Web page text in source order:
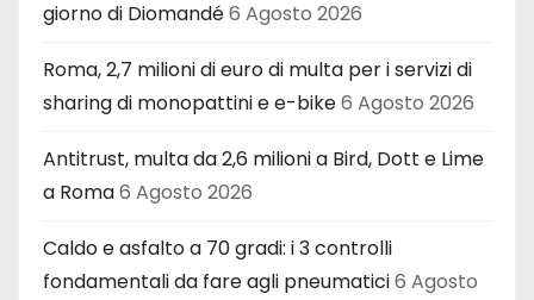
giorno di Diomandé6 Agosto 2026
Roma, 2,7 milioni di euro di multa per i servizi di
sharing di monopattini e e-bike6 Agosto 2026
Antitrust, multa da 2,6 milioni a Bird, Dott e Lime
a Roma6 Agosto 2026
Caldo e asfalto a 70 gradi: i 3 controlli
fondamentali da fare agli pneumatici6 Agosto